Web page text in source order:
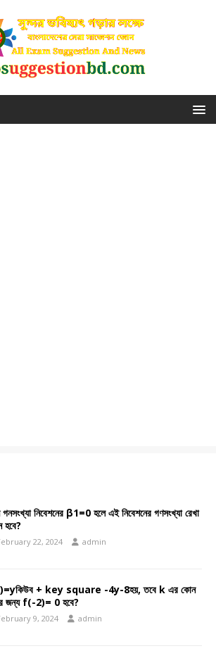
নিবেশনের β1=0 হলে এই নিবেশনের গণসংখ্যা রেখা
হবে?
22, 2024 admin
+ key square -4y-8হয়, তবে k এর কোন
জন্য f(-2)= 0 হবে?
9, 2024 admin